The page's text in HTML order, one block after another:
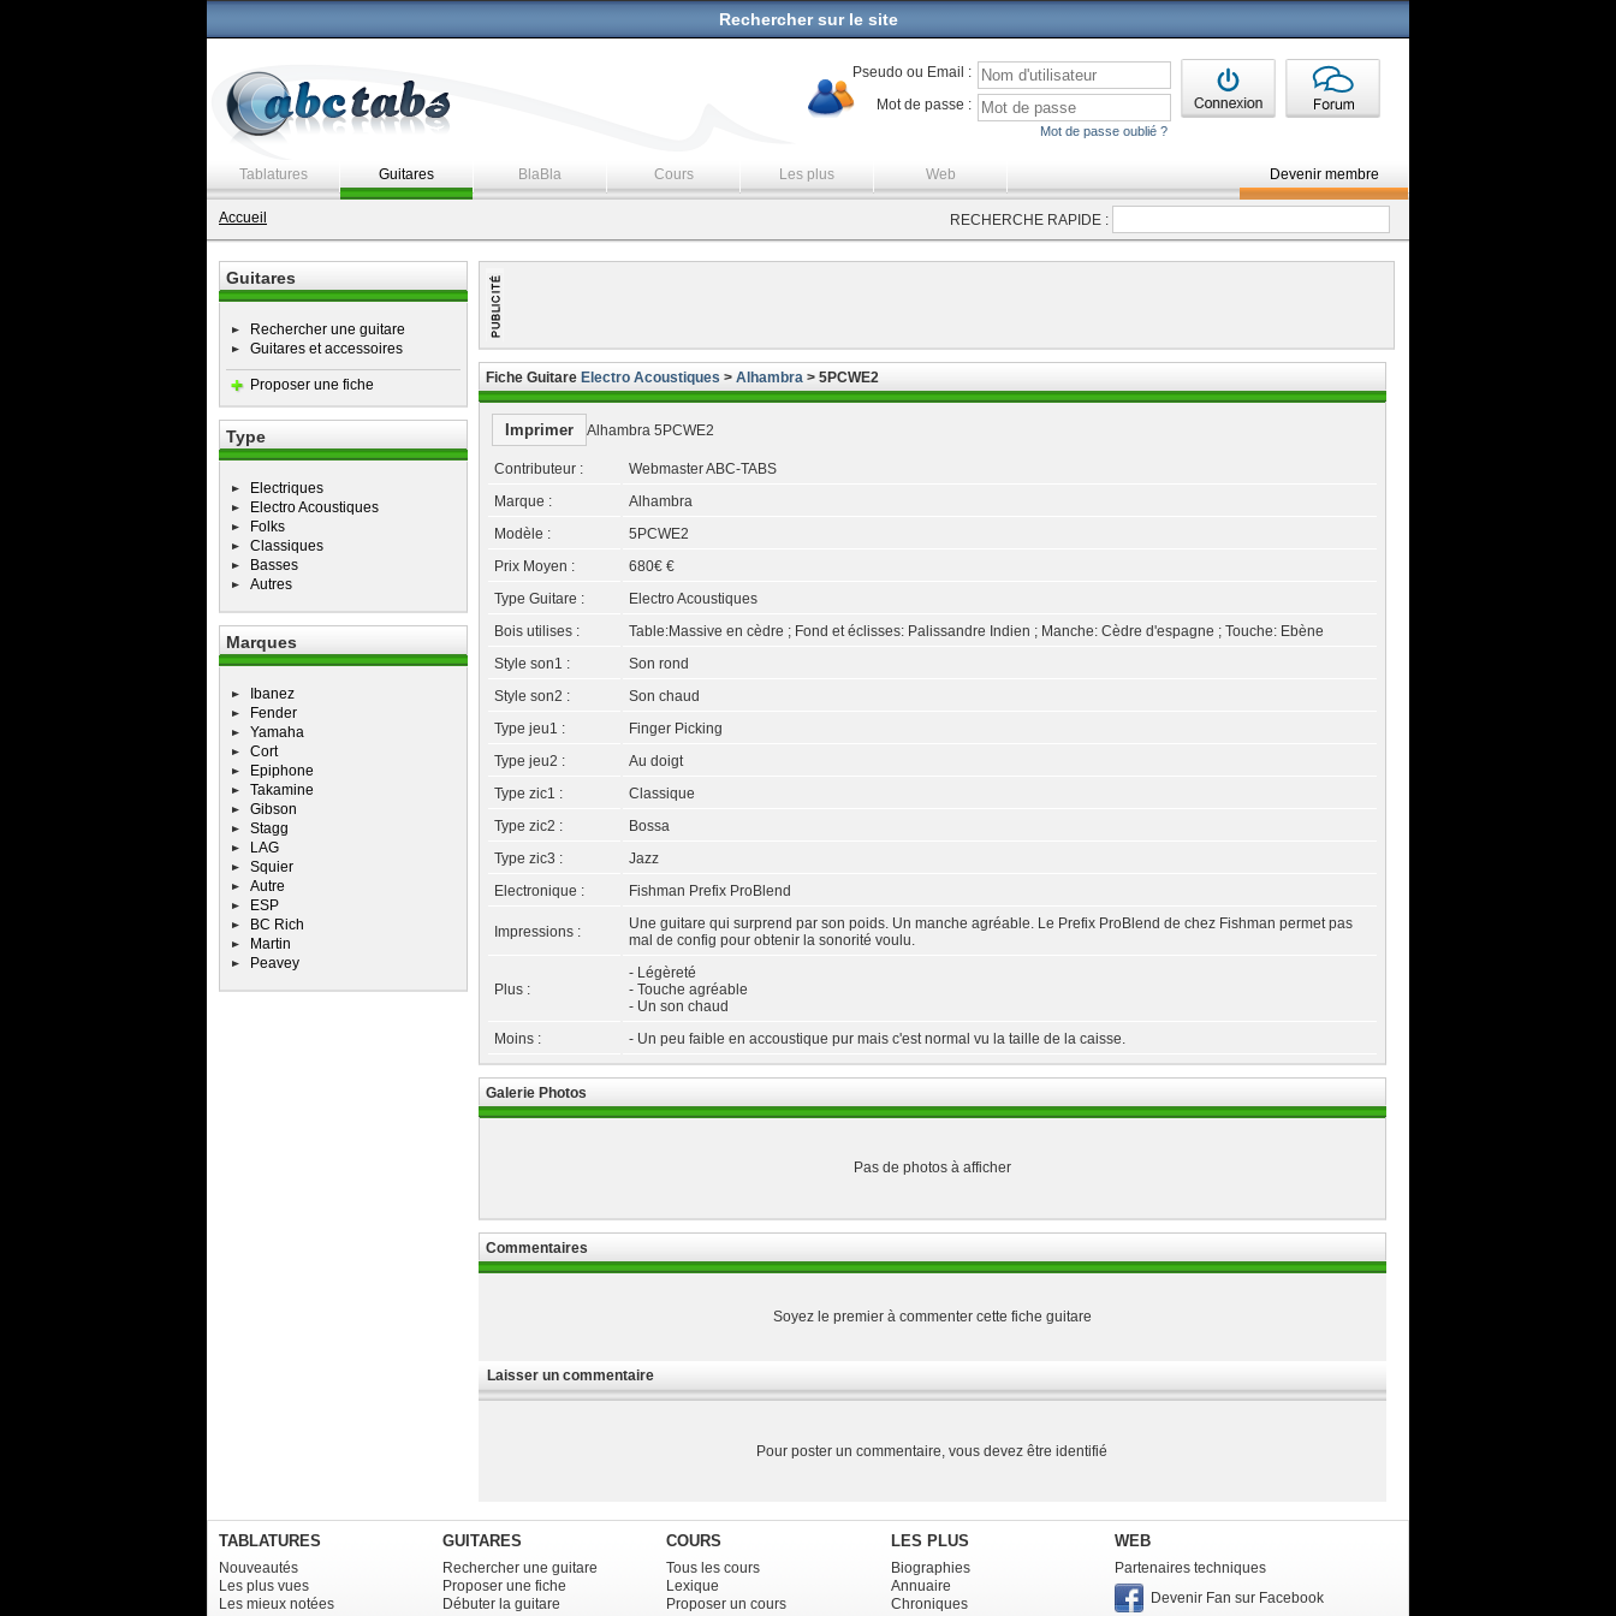
Rechercher sur le site
Pseudo ou Email :
Mot de passe :
Mot de passe oublié ?
Tablatures Guitares BlaBla Cours Les plus Web Devenir membre
Accueil RECHERCHE RAPIDE :
Guitares
Rechercher une guitare
Guitares et accessoires
Proposer une fiche
Type
Electriques
Electro Acoustiques
Folks
Classiques
Basses
Autres
Marques
Ibanez
Fender
Yamaha
Cort
Epiphone
Takamine
Gibson
Stagg
LAG
Squier
Autre
ESP
BC Rich
Martin
Peavey
Fiche Guitare Electro Acoustiques > Alhambra> 5PCWE2
Imprimer Alhambra 5PCWE2
Contributeur :
Webmaster ABC-TABS
Marque :
Alhambra
Modèle :
5PCWE2
Prix Moyen :
680€ €
Type Guitare :
Electro Acoustiques
Bois utilises :
Table:Massive en cèdre ; Fond et éclisses: Palissandre Indien ; Manche: Cèdre d'espagne ; Touche: Ebène
Style son1 :
Son rond
Style son2 :
Son chaud
Type jeu1 :
Finger Picking
Type jeu2 :
Au doigt
Type zic1 :
Classique
Type zic2 :
Bossa
Type zic3 :
Jazz
Electronique :
Fishman Prefix ProBlend
Impressions :
Une guitare qui surprend par son poids. Un manche agréable. Le Prefix ProBlend de chez Fishman permet pas
mal de config pour obtenir la sonorité voulu.
Plus :
- Légèreté
- Touche agréable
- Un son chaud
Moins :
- Un peu faible en accoustique pur mais c'est normal vu la taille de la caisse.
Galerie Photos
Pas de photos à afficher
Commentaires
Soyez le premier à commenter cette fiche guitare
Laisser un commentaire
Pour poster un commentaire, vous devez être identifié
TABLATURES
Nouveautés
Les plus vues
Les mieux notées
GUITARES
Rechercher une guitare
Proposer une fiche
Débuter la guitare
COURS
Tous les cours
Lexique
Proposer un cours
LES PLUS
Biographies
Annuaire
Chroniques
WEB
Partenaires techniques
Devenir Fan sur Facebook